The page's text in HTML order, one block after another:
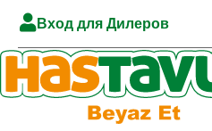
Вход для Дилеров